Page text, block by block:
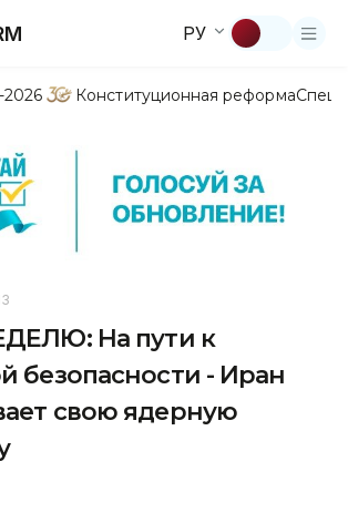
РУ
Конституционная реформа
На пути к
безопасности - Иран
свою ядерную